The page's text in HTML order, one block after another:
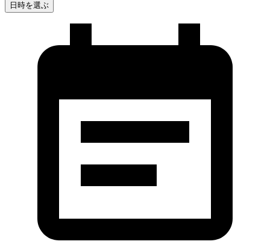
日時を選ぶ